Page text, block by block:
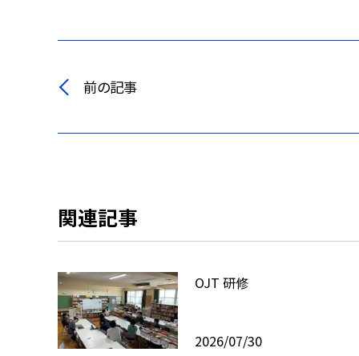
前の記事
関連記事
OJT 研修
2026/07/30